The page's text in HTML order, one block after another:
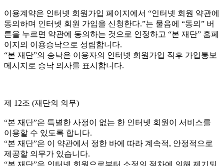
이용계약은 인터넷 회원가입 페이지에서 “인터넷 회원 약관에
동의하며 인터넷 회원 가입을 신청한다.”는 물음에 “동의” 버
튼을 누르면 약관에 동의하는 것으로 인정하고 “본 재단” 홈페
이지의 이용승낙으로 성립합니다.
“본 재단”의 승낙은 이용자의 인터넷 회원가입 직후 가입통보
메시지로 승낙 의사를 표시합니다.
제 12조 (재단의 의무)
“본 재단”은 특별한 사정이 없는 한 인터넷 회원이 서비스를
이용할 수 있도록 합니다.
“본 재단”은 이 약관에서 정한 바에 따라 계속적, 안정적으로
제공할 의무가 있습니다.
“본 재단”은 인터넷 회원으로부터 소정의 절차에 의해 제기되